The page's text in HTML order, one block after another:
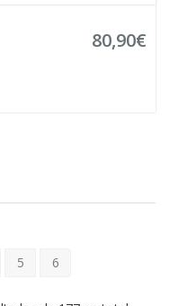
80,90€
5 6